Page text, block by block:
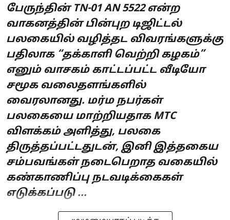
பேருந்தின் TN-01 AN 5522 என்ற
வாகனத்தின் பின்புற டிஜிட்டல்
பலகையில் வழித்தட விவரங்களுக்கு
பதிலாக “தக்காளி வெற்றி கழகம்”
எனும் வாசகம் காட்டப்பட்ட வீடியோ
சமூக வலைதளங்களில்
வைரலானது. மர்ம நபர்கள்
பலகையை மாற்றியதாக MTC
விளக்கம் அளித்து, பலகை
திருத்தப்பட்டதுடன், இனி இத்தகைய
சம்பவங்கள் நடைபெறாத வகையில்
கண்காணிப்பு நடவடிக்கைகள்
எடுக்கப்படு ...